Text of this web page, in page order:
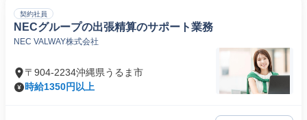
契約社員
NECグループの出張精算のサポート業務
NEC VALWAY株式会社
〒904-2234沖縄県うるま市
時給1350円以上